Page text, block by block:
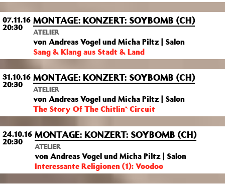
07.11.16
20:30
MONTAGE: KONZERT: SOYBOMB (CH)
ATELIER
von Andreas Vogel und Micha Piltz | Salon
Sang & Klang aus Stadt & Land
31.10.16
20:30
MONTAGE: KONZERT: SOYBOMB (CH)
ATELIER
von Andreas Vogel und Micha Piltz | Salon
The Story Of The Chitlin` Circuit
24.10.16
20:30
MONTAGE: KONZERT: SOYBOMB (CH)
ATELIER
von Andreas Vogel und Micha Piltz | Salon
Interessante Religionen (1): Voodoo